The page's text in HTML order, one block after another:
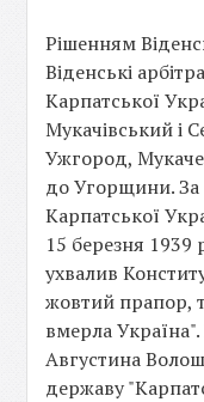
Рішенням
Віденські
Карпатської
Мукачівський і
Ужгород,
до Угорщини.
Карпатської
15 березня 1939
ухвалив
жовтий прапор,
вмерла
Августина
державу